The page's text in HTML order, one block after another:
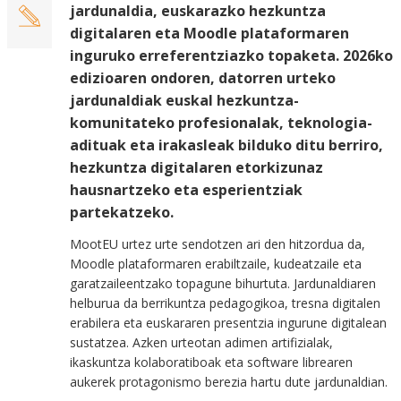
jardunaldia, euskarazko hezkuntza
digitalaren eta Moodle plataformaren
inguruko erreferentziazko topaketa. 2026ko
edizioaren ondoren, datorren urteko
jardunaldiak euskal hezkuntza-
komunitateko profesionalak, teknologia-
adituak eta irakasleak bilduko ditu berriro,
hezkuntza digitalaren etorkizunaz
hausnartzeko eta esperientziak
partekatzeko.
MootEU urtez urte sendotzen ari den hitzordua da,
Moodle plataformaren erabiltzaile, kudeatzaile eta
garatzaileentzako topagune bihurtuta. Jardunaldiaren
helburua da berrikuntza pedagogikoa, tresna digitalen
erabilera eta euskararen presentzia ingurune digitalean
sustatzea. Azken urteotan adimen artifizialak,
ikaskuntza kolaboratiboak eta software librearen
aukerek protagonismo berezia hartu dute jardunaldian.